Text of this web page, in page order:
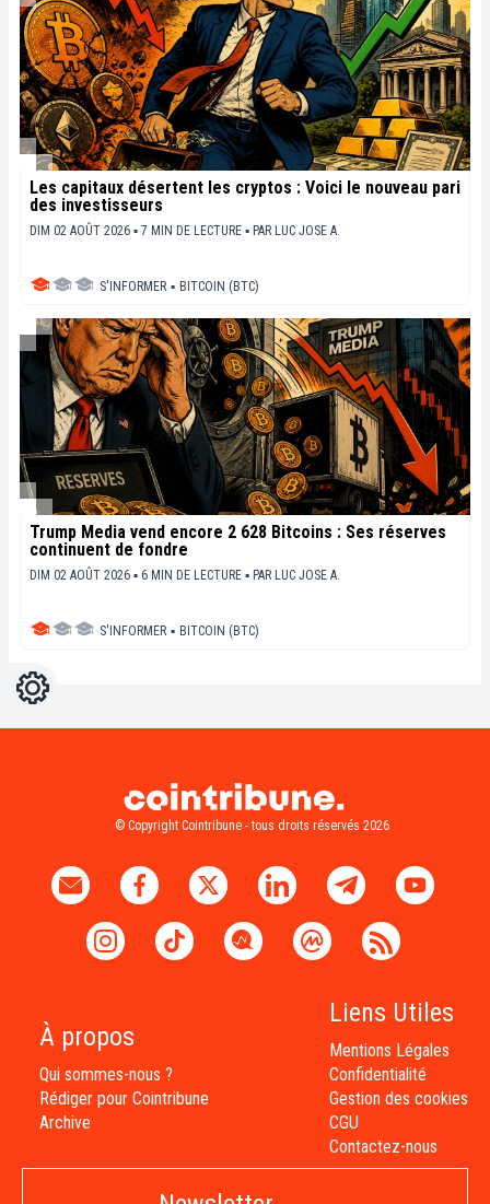
Les capitaux désertent les cryptos : Voici le nouveau pari
des investisseurs
DIM 02 AOÛT 2026 ▪ 7 MIN DE LECTURE ▪ PAR LUC JOSE A.
S'INFORMER ▪ BITCOIN (BTC)
Trump Media vend encore 2 628 Bitcoins : Ses réserves
continuent de fondre
DIM 02 AOÛT 2026 ▪ 6 MIN DE LECTURE ▪ PAR LUC JOSE A.
S'INFORMER ▪ BITCOIN (BTC)
Réglages
© Copyright Cointribune - tous droits réservés 2026
À propos
Qui sommes-nous ?
Rédiger pour Cointribune
Archive
Liens Utiles
Mentions Légales
Confidentialité
Gestion des cookies
CGU
Contactez-nous